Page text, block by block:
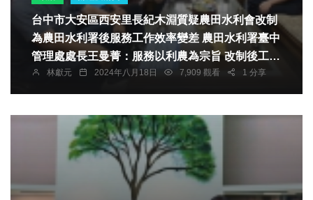
台中市大安區西安里長紀木淵質疑農田水利會改制
為農田水利署後服務工作效率變差 農田水利署臺中
管理處處長王曼菁：服務以利農為宗旨 改制後工作
效率比往昔更佳
林獻元 2024年八月18日 7,909 觀看 1 分享